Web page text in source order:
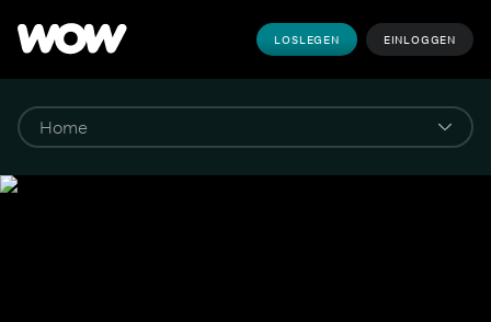
LOSLEGEN EINLOGGEN